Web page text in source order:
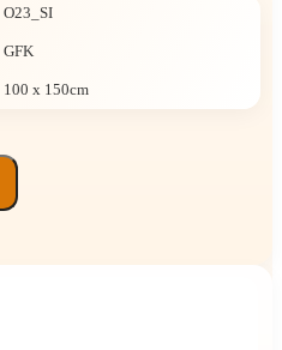
O23_SI
GFK
100 x 150cm